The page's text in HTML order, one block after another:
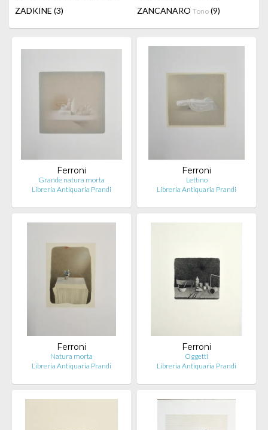
ZADKINE (3) ZANCANARO Tono (9)
Ferroni
Grande natura morta
Libreria Antiquaria Prandi
Ferroni
Lettino
Libreria Antiquaria Prandi
Ferroni
Natura morta
Libreria Antiquaria Prandi
Ferroni
Oggetti
Libreria Antiquaria Prandi